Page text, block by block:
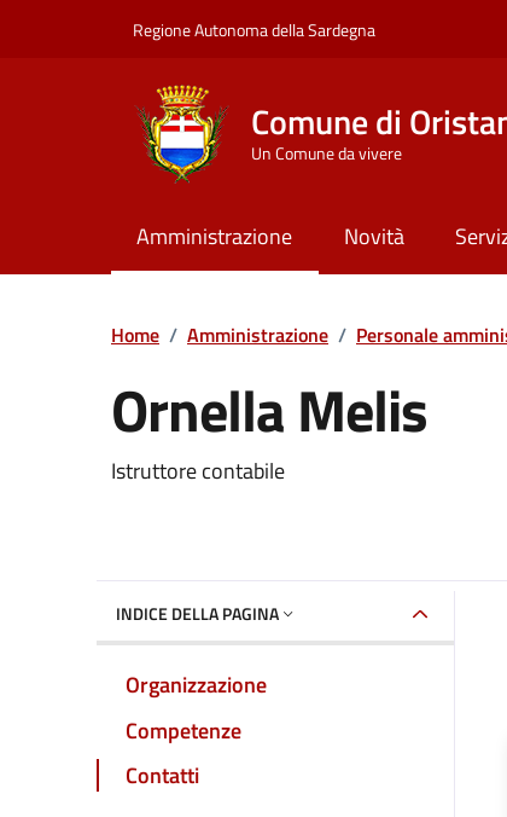
Regione Autonoma della Sardegna
Comune di
Un Comune da vivere
Amministrazione Novità
Home / Amministrazione / Personale
Ornella Melis
Dettaglio della
Istruttore contabile
INDICE DELLA PAGINA
Organizzazione
Competenze
Contatti